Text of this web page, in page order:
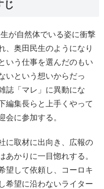
じ
が自然体でいる姿に衝撃
、奥田民生のようになり
いう仕事を選んだのもい
いという想いからだっ
誌「マレ」に異動にな
編集長らと上手くやって
会に参加する。
に取材に出向き、広報の
あかりに一目惚れする。
望して依頼し、コーロキ
希望に沿わないライター